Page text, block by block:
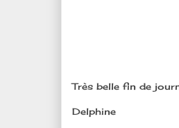
Très belle fin de
Delphine